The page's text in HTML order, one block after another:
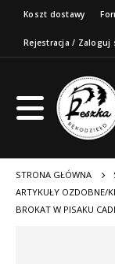
Koszt dostawy
Rejestracja / Zaloguj
STRONA GŁÓWNA
ARTYKUŁY OZDOBNE/
BROKAT W PISAKU